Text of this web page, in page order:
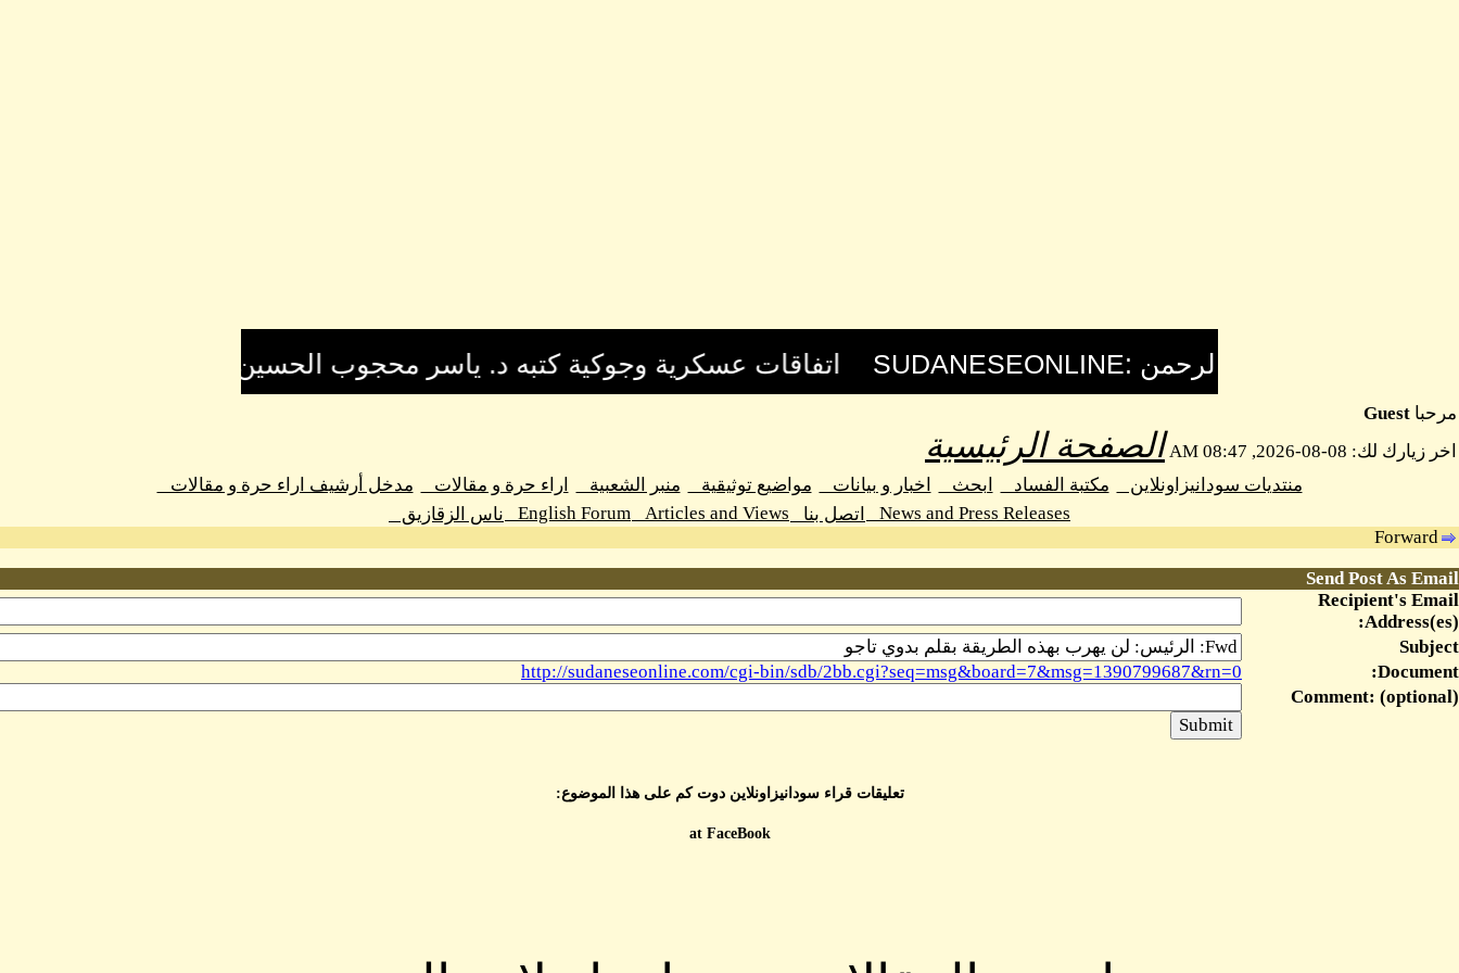
مرحبا Guest
اخر زيارك لك: 08-08-2026, 08:47 AM
الصفحة الرئيسية
منتديات سودانيزاونلاين مكتبة الفساد ابحث اخبار و بيانات مواضيع توثيقية منبر الشعبية اراء حرة و مقالات
مدخل أرشيف اراء حرة و مقالات
News and Press Releases
اتصل بنا Articles and Views
English Forum
ناس الزقازيق
Forward
Send Post As Email
Recipient's Email
Address(es):
Subject
Document:
http://sudaneseonline.com/cgi-bin/sdb/2bb.cgi?seq=msg&board=7&msg=1390799687&rn=0
Comment: (optional)
تعليقات قراء سودانيزاونلاين دوت كم على هذا الموضوع:
at FaceBook